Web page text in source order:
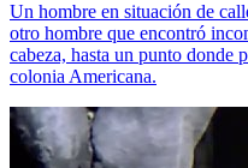
Un hombre en situación de
otro hombre que encontró
cabeza, hasta un punto donde
colonia Americana.